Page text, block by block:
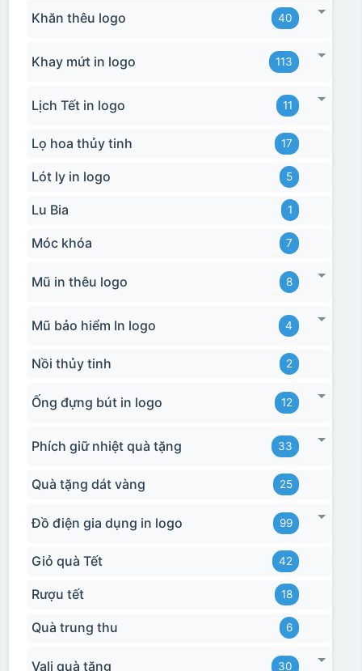
Khăn thêu logo 40
Khay mứt in logo 113
Lịch Tết in logo 11
Lọ hoa thủy tinh 17
Lót ly in logo 5
Lu Bia 1
Móc khóa 7
Mũ in thêu logo 8
Mũ bảo hiểm In logo 4
Nồi thủy tinh 2
Ống đựng bút in logo 12
Phích giữ nhiệt quà tặng 33
Quà tặng dát vàng 25
Đồ điện gia dụng in logo 99
Giỏ quà Tết 42
Rượu tết 18
Quà trung thu 6
Vali quà tặng 30